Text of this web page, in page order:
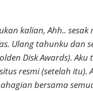
kalian, Ahh..
Ulang tahunku dan
Disk Awards). Aku
resmi (setelah itu).
bersama